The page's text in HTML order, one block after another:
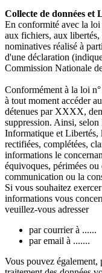
Collecte de données
En conformité avec la
aux fichiers, aux libertés,
nominatives réalisé à
d'une déclaration
Commission Nationale
Conformément à la loi
à tout moment accéder
détenues par XXXX,
suppression. Ainsi,
Informatique et Libertés,
rectifiées, complétées,
informations le
équivoques, périmées
communication ou la
Si vous souhaitez
informations vous
veuillez-vous adresser
par courrier à ......
par email à .......
Vous pouvez également,